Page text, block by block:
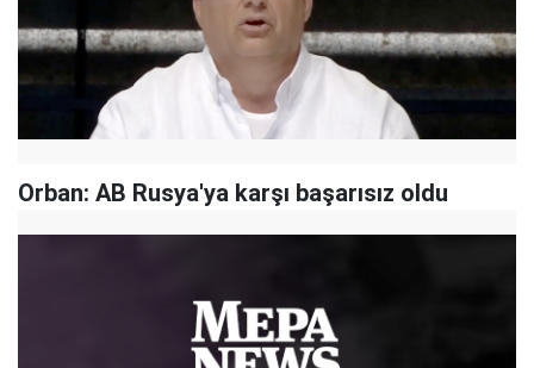
Orban: AB Rusya'ya karşı başarısız oldu